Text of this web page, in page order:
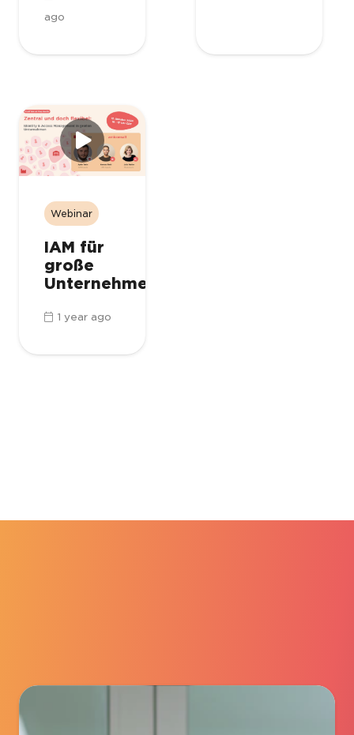
ago
Webinar
IAM für
große
Unternehmen
1 year ago